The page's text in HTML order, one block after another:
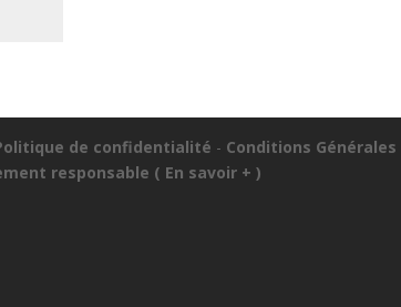
de confidentialité - Conditions
responsable ( En savoir + )